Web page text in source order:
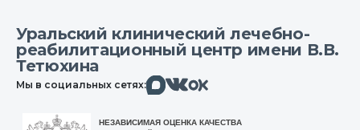
Уральский клинический лечебно-
реабилитационный центр имени В.В.
Тетюхина
Мы в социальных сетях:МаксВконтактеОдноклассники